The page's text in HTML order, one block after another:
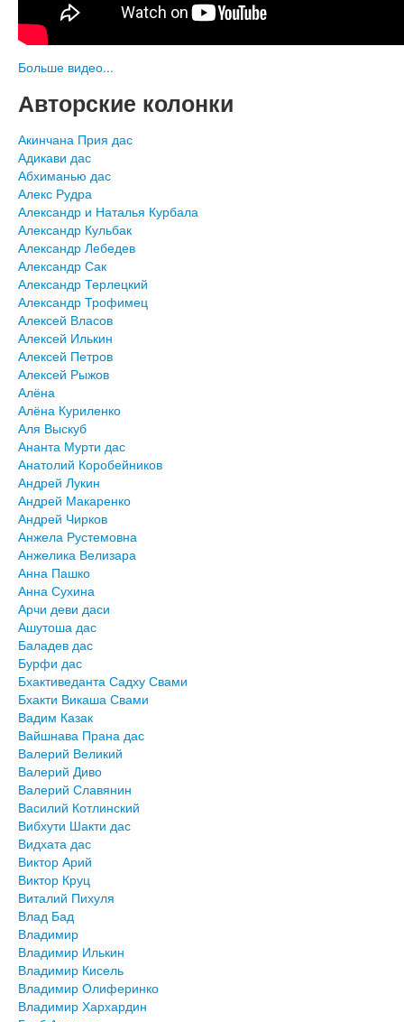
Больше видео...
Авторские колонки
Акинчана Прия дас
Адикави дас
Абхиманью дас
Алекс Рудра
Александр и Наталья Курбала
Александр Кульбак
Александр Лебедев
Александр Сак
Александр Терлецкий
Александр Трофимец
Алексей Власов
Алексей Илькин
Алексей Петров
Алексей Рыжов
Алёна
Алёна Куриленко
Аля Выскуб
Ананта Мурти дас
Анатолий Коробейников
Андрей Лукин
Андрей Макаренко
Андрей Чирков
Анжела Рустемовна
Анжелика Велизара
Анна Пашко
Анна Сухина
Арчи деви даси
Ашутоша дас
Баладев дас
Бурфи дас
Бхактиведанта Садху Свами
Бхакти Викаша Свами
Вадим Казак
Вайшнава Прана дас
Валерий Великий
Валерий Диво
Валерий Славянин
Василий Котлинский
Вибхути Шакти дас
Видхата дас
Виктор Арий
Виктор Круц
Виталий Пихуля
Влад Бад
Владимир
Владимир Илькин
Владимир Кисель
Владимир Олиферинко
Владимир Хархардин